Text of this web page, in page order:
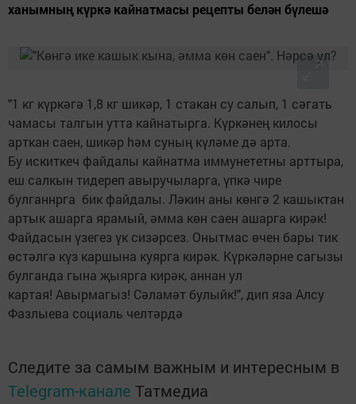
ханымның күркә кайнатмасы рецепты белән бүлешә
"1 кг күркәгә 1,8 кг шикәр, 1 стакан су салып, 1 сәгать
чамасы талгын утта кайнатырга. Күркәнең килосы
арткан саен, шикәр hәм суның күләме дә арта.
Бу искиткеч файдалы кайнатма иммунететны арттыра,
еш салкын тидереп авыручыларга, үпкә чире
булганнрга бик файдалы. Ләкин аны көнгә 2 кашыктан
артык ашарга ярамый, әмма көн саен ашарга кирәк!
Файдасын үзегез үк сизәрсез. Онытмас өчен бары тик
өстәлгә күз каршына куярга кирәк. Күркәләрне сагызы
булганда гына җыярга кирәк, аннан ул
картая! Авырмагыз! Сәламәт булыйк!", дип яза Алсу
Фазлыева социаль челтәрдә
Следите за самым важным и интересным в
Telegram-канале Татмедиа